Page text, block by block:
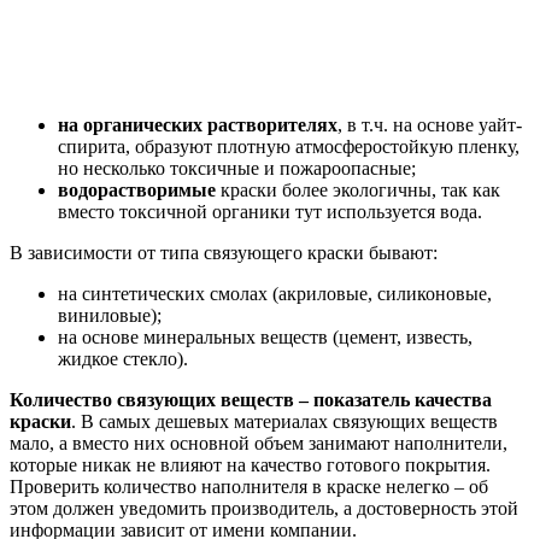
на органических растворителях, в т.ч. на основе уайт-
спирита, образуют плотную атмосферостойкую пленку,
но несколько токсичные и пожароопасные;
водорастворимые краски более экологичны, так как
вместо токсичной органики тут используется вода.
В зависимости от типа связующего краски бывают:
на синтетических смолах (акриловые, силиконовые,
виниловые);
на основе минеральных веществ (цемент, известь,
жидкое стекло).
Количество связующих веществ – показатель качества
краски. В самых дешевых материалах связующих веществ
мало, а вместо них основной объем занимают наполнители,
которые никак не влияют на качество готового покрытия.
Проверить количество наполнителя в краске нелегко – об
этом должен уведомить производитель, а достоверность этой
информации зависит от имени компании.